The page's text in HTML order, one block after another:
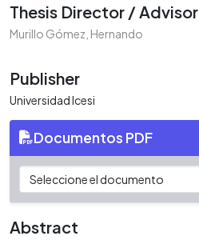
Thesis Director / Advisor
Murillo Gómez, Hernando
Publisher
Universidad Icesi
Documentos PDF
Abstract